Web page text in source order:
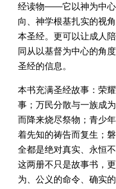
经读物——它以神为中心
向、神学根基扎实的视
本圣经。更可以让成人
同从以基督为中心的角
圣经的信息。
本书充满圣经故事：荣
事；万民分散与一族成
而降来烧尽祭物；青少
着先知的祷告而复生；
全都是绝对真实、永恒
这两册不只是故事书，
为、公义的命令、确实